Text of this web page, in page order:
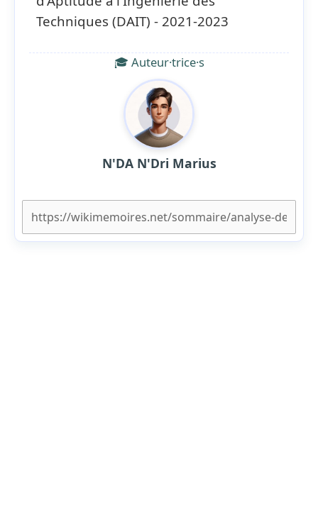
Techniques (DAIT) - 2021-2023
🎓 Auteur·trice·s
N'DA N'Dri Marius